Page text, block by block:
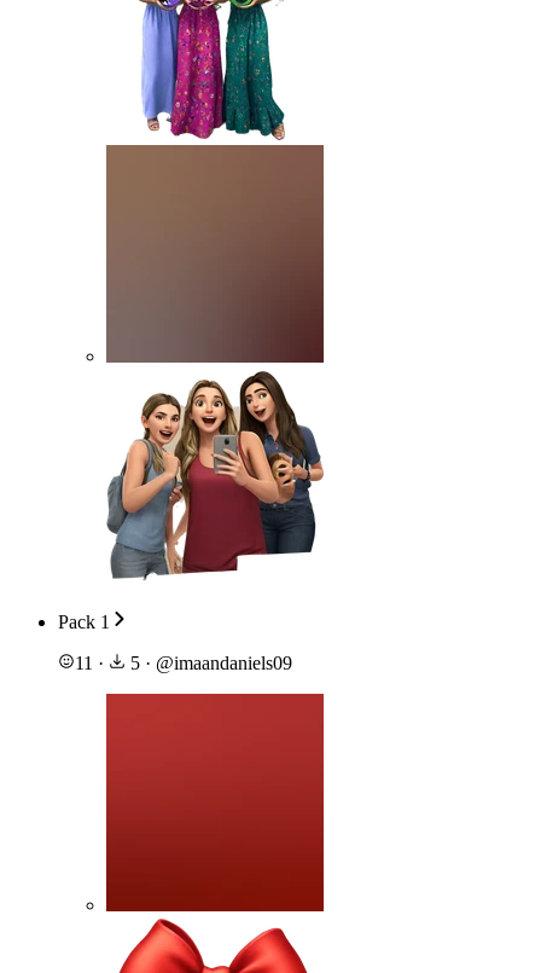
Pack 1
11 · 5 · @imaandaniels09